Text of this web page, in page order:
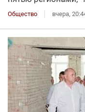
Общество вчера,